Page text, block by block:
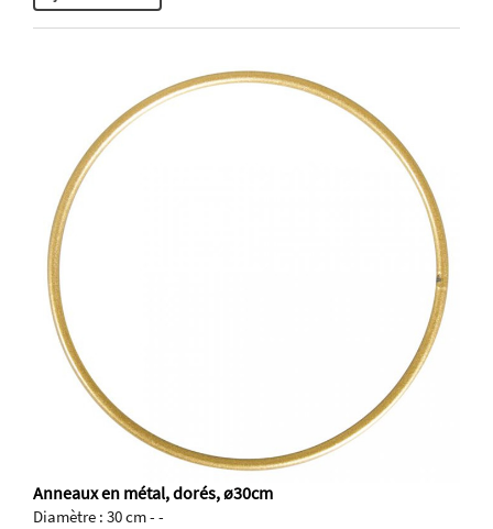
Anneaux en métal, dorés, ø30cm
Diamètre : 30 cm - -